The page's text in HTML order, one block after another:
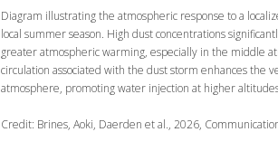
Diagram illustrating the atmospheric response to a
local summer season. High dust concentrations
greater atmospheric warming, especially in the middle
circulation associated with the dust storm enhances the
atmosphere, promoting water injection at higher
Credit: Brines, Aoki, Daerden et al., 2026,